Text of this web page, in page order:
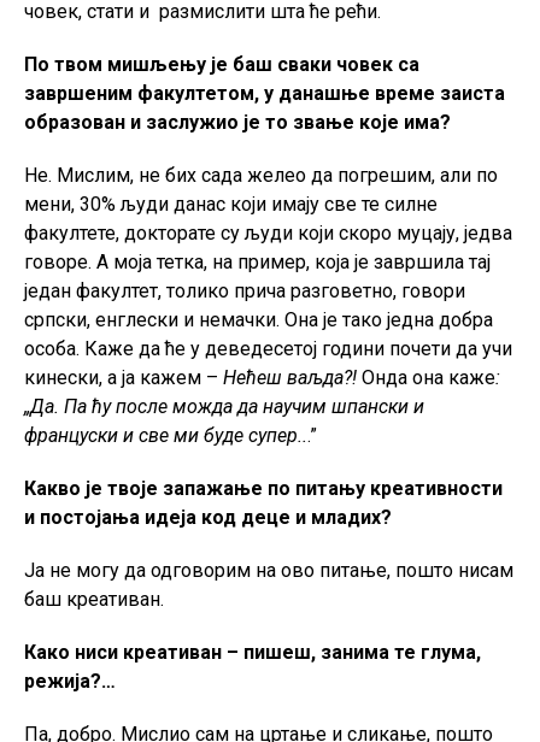
човек, стати и размислити шта ће рећи.
По твом мишљењу је баш сваки човек са
завршеним факултетом, у данашње време заиста
образован и заслужио је то звање које има?
Не. Мислим, не бих сада желео да погрешим, али по
мени, 30% људи данас који имају све те силне
факултете, докторате су људи који скоро муцају, једва
говоре. А моја тетка, на пример, која је завршила тај
један факултет, толико прича разговетно, говори
српски, енглески и немачки. Она је тако једна добра
особа. Каже да ће у деведесетој години почети да учи
кинески, а ја кажем – Нећеш ваљда?! Онда она каже:
„Да. Па ћу после можда да научим шпански и
француски и све ми буде супер...”
Какво је твоје запажање по питању креативности
и постојања идеја код деце и младих?
Ја не могу да одговорим на ово питање, пошто нисам
баш креативан.
Како ниси креативан – пишеш, занима те глума,
режија?…
Па, добро. Мислио сам на цртање и сликање, пошто